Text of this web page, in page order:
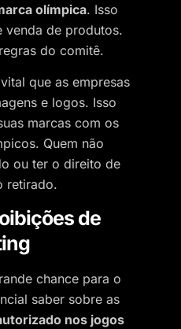
olímpica. Isso
venda de produtos.
do comitê.
que as empresas
e logos. Isso
marcas com os
Quem não
ou ter o direito de
retirado.
de
chance para o
saber sobre as
nos jogos